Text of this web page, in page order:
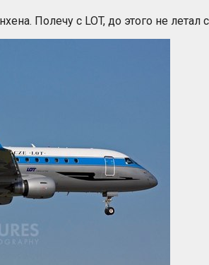
Полечу с LOT, до этого не летал